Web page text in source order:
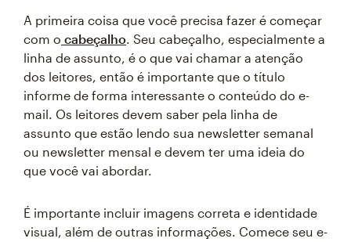
A primeira coisa que você precisa fazer é começar
com o cabeçalho. Seu cabeçalho, especialmente a
linha de assunto, é o que vai chamar a atenção
dos leitores, então é importante que o título
informe de forma interessante o conteúdo do e-
mail. Os leitores devem saber pela linha de
assunto que estão lendo sua newsletter semanal
ou newsletter mensal e devem ter uma ideia do
que você vai abordar.
É importante incluir imagens correta e identidade
visual, além de outras informações. Comece seu e-